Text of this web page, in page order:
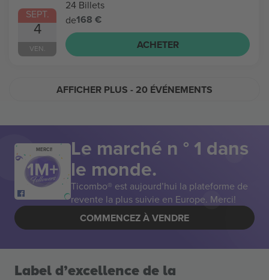
SEPT.
4
VEN.
24 Billets
de168 €
ACHETER
AFFICHER PLUS - 20 ÉVÉNEMENTS
MERCI! Le marché n ° 1 dans
le monde.
Ticombo® est aujourd’hui la plateforme de
revente la plus suivie en Europe. Merci!
COMMENCEZ À VENDRE
Label d’excellence de la